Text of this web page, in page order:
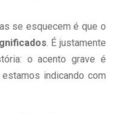
se esquecem é que o
. É justamente
o acento grave é
indicando com